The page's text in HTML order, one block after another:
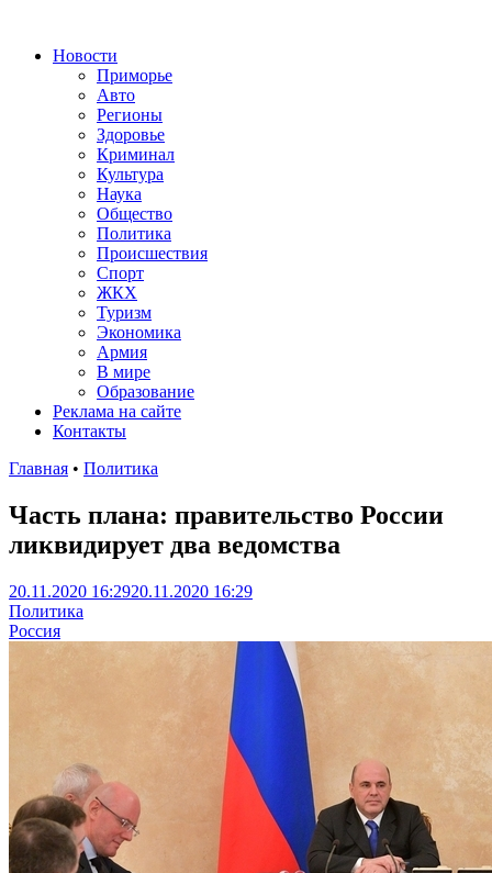
Новости
Приморье
Авто
Регионы
Здоровье
Криминал
Культура
Наука
Общество
Политика
Происшествия
Спорт
ЖКХ
Туризм
Экономика
Армия
В мире
Образование
Реклама на сайте
Контакты
Главная • Политика
Часть плана: правительство России
ликвидирует два ведомства
20.11.2020 16:2920.11.2020 16:29
Политика
Россия